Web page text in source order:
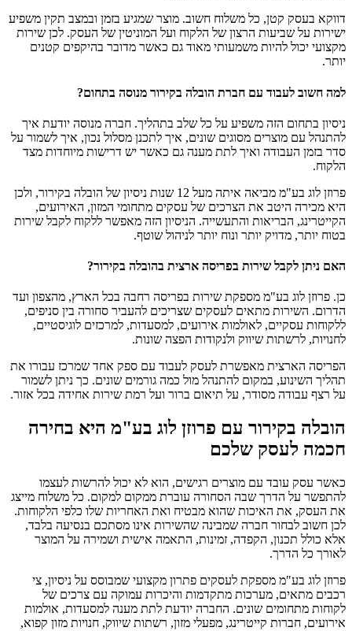
דווקא בעסק קטן, כל משלוח חשוב. מוצר שמגיע בזמן ובמצב תקין משפיע
ישירות על שביעות הרצון של הלקוח ועל המוניטין של העסק. לכן שירות
מקצועי יכול להיות משמעותי מאוד גם כאשר מדובר בהיקפים קטנים
יותר.
למה חשוב לעבוד עם חברת הובלה בקירור מנוסה בתחום?
ניסיון בתחום הזה משפיע על כל שלב בתהליך. חברה מנוסה יודעת איך
להתנהל עם מוצרים מסוגים שונים, איך לתכנן מסלול נכון, איך לשמור על
סדר בזמן העבודה ואיך לתת מענה גם כאשר יש דרישות מיוחדות מצד
הלקוח.
פרוזן לוג בע"מ מביאה איתה מעל 12 שנות ניסיון של הובלה בקירור, ולכן
היא מכירה היטב את הצרכים של עסקים מתחומי המזון, האירועים,
הקייטרינג, הבריאות והתעשייה. הניסיון הזה מאפשר ללקוח לקבל שירות
בטוח יותר, מדויק יותר ונוח יותר לניהול שוטף.
האם ניתן לקבל שירות בפריסה ארצית בהובלה בקירור?
כן. פרוזן לוג בע"מ מספקת שירות בפריסה רחבה בכל הארץ, מהצפון ועד
הדרום. השירות מתאים לעסקים שצריכים להעביר סחורה בין סניפים,
ללקוחות עסקיים, לאולמות אירועים, למסעדות, למרכזים לוגיסטיים,
לחנויות, לרשתות שיווק ולנקודות הפצה שונות.
הפריסה הארצית מאפשרת לעסק לעבוד עם ספק אחד שמרכז עבורו את
תהליך השינוע, במקום להתנהל מול כמה גורמים שונים. כך ניתן לשמור
על רצף עבודה מסודר, על תיאום ברור ועל רמת שירות אחידה בכל אזור.
הובלה בקירור עם פרוזן לוג בע"מ היא בחירה
חכמה לעסק שלכם
כאשר עסק עובד עם מוצרים רגישים, הוא לא יכול להרשות לעצמו
להתפשר על הדרך שבה הסחורה עוברת ממקום למקום. כל משלוח מייצג
את העסק, את האיכות שהוא מבטיח ואת האחריות שלו כלפי הלקוחות.
לכן חשוב לבחור חברה שמבינה שהשירות אינו מסתכם בנסיעה בלבד,
אלא כולל תכנון, הקפדה, זמינות, התאמה אישית ושמירה על המוצר
לאורך כל הדרך.
פרוזן לוג בע"מ מספקת לעסקים פתרון מקצועי שמבוסס על ניסיון, צי
רכבים מתאים, מערכות מתקדמות והיכרות עמוקה עם צרכים של
לקוחות מתחומים שונים. החברה יודעת לתת מענה למסעדות, אולמות
אירועים, חברות קייטרינג, מפעלי מזון, רשתות שיווק, חנויות מזון קפוא,